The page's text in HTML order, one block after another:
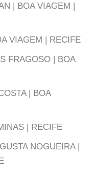
| BOA VIAGEM |
VIAGEM | RECIFE
FRAGOSO | BOA
| BOA
| RECIFE
NOGUEIRA |